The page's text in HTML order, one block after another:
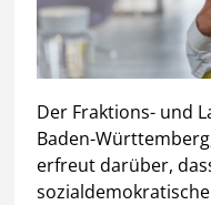
Der Fraktions- und
Baden-
erfreut darüber,